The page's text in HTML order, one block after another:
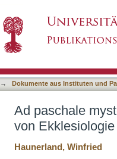
→ Dokumente aus Instituten und
Ad paschale
von
Haunerland, Winfried